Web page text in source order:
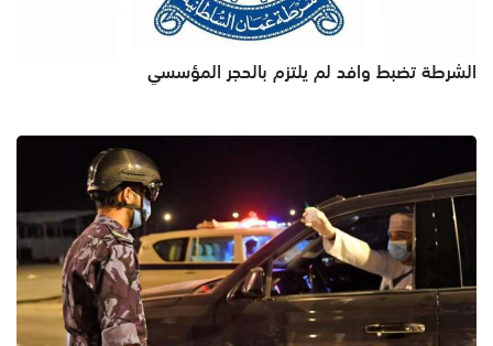
الشرطة تضبط وافد لم يلتزم بالحجر المؤسسي